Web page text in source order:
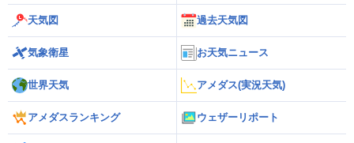
天気図 過去天気図
気象衛星 お天気ニュース
世界天気 アメダス(実況天気)
アメダスランキング ウェザーリポート